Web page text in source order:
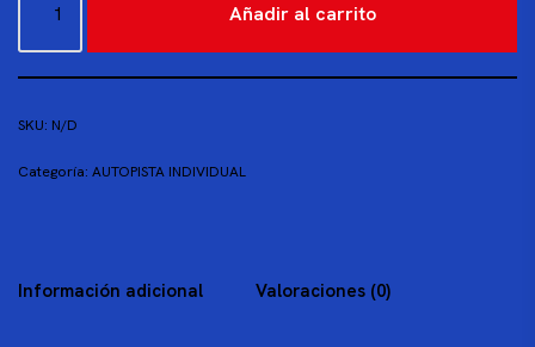
Añadir al carrito
SKU: N/D
Categoría: AUTOPISTA INDIVIDUAL
Información adicional Valoraciones (0)